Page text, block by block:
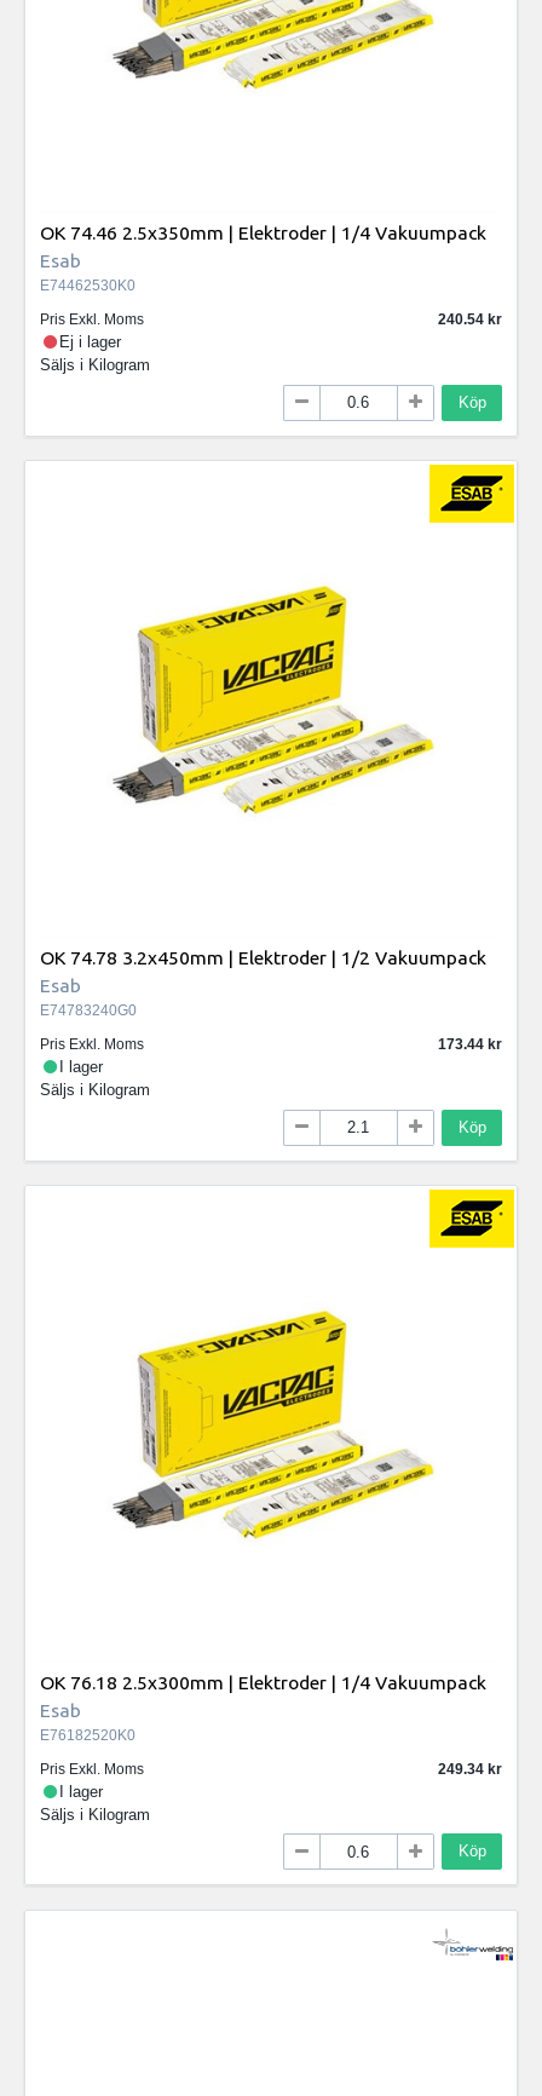
OK 74.46 2.5x350mm | Elektroder | 1/4 Vakuumpack
Esab
E74462530K0
Pris Exkl. Moms
240.54
Ej i lager
Säljs i Kilogram
Köp
OK 74.78 3.2x450mm | Elektroder | 1/2 Vakuumpack
Esab
E74783240G0
Pris Exkl. Moms
173.44
I lager
Säljs i Kilogram
Köp
OK 76.18 2.5x300mm | Elektroder | 1/4 Vakuumpack
Esab
E76182520K0
Pris Exkl. Moms
249.34
I lager
Säljs i Kilogram
Köp